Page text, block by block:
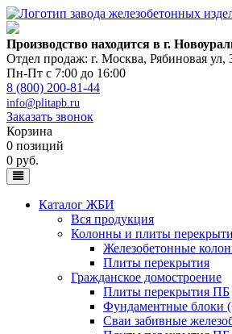
Производство находится в г.
Отдел продаж: г. Москва, Рябиновая ул,
Пн-Пт с 7:00 до 16:00
8 (800) 200-81-44
info@plitapb.ru
Заказать звонок
Корзина
0 позиций
0 руб.
Каталог ЖБИ
Вся продукция
Колонны и плиты
Железобетонные
Плиты перекрытия
Гражданское домостроение
Плиты перекрытия ПБ
Фундаментные блоки
Сваи забивные